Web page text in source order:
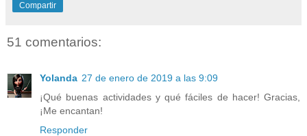
Compartir
51 comentarios:
Yolanda 27 de enero de 2019 a las 9:09
¡Qué buenas actividades y qué fáciles de hacer! Gracias,
¡Me encantan!
Responder